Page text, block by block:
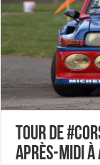
Tour de
après-midi à